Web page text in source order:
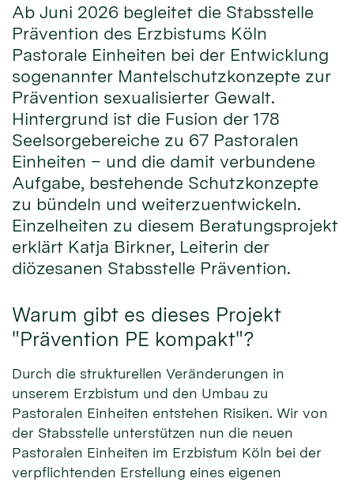
Ab Juni 2026 begleitet die Stabsstelle
Prävention des Erzbistums Köln
Pastorale Einheiten bei der Entwicklung
sogenannter Mantelschutzkonzepte zur
Prävention sexualisierter Gewalt.
Hintergrund ist die Fusion der 178
Seelsorgebereiche zu 67 Pastoralen
Einheiten – und die damit verbundene
Aufgabe, bestehende Schutzkonzepte
zu bündeln und weiterzuentwickeln.
Einzelheiten zu diesem Beratungsprojekt
erklärt Katja Birkner, Leiterin der
diözesanen Stabsstelle Prävention.
Warum gibt es dieses Projekt
"Prävention PE kompakt"?
Durch die strukturellen Veränderungen in
unserem Erzbistum und den Umbau zu
Pastoralen Einheiten entstehen Risiken. Wir von
der Stabsstelle unterstützen nun die neuen
Pastoralen Einheiten im Erzbistum Köln bei der
verpflichtenden Erstellung eines eigenen